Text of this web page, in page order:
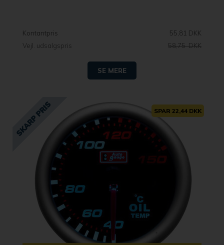
Kontantpris
55,81 DKK
Vejl. udsalgspris
58,75 DKK
SE MERE
SPAR 22,44 DKK